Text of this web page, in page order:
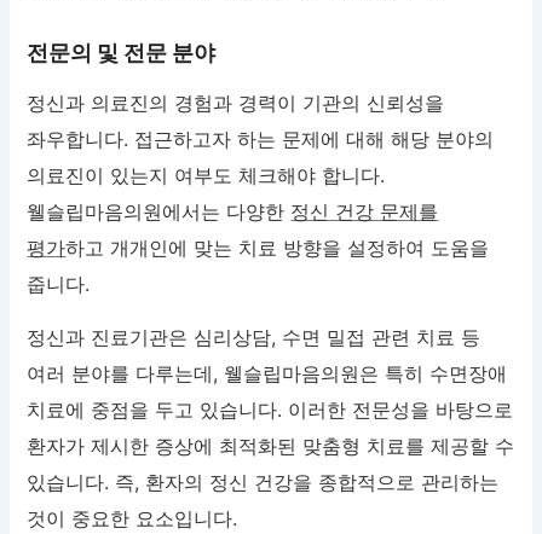
전문의 및 전문 분야
정신과 의료진의 경험과 경력이 기관의 신뢰성을
좌우합니다. 접근하고자 하는 문제에 대해 해당 분야의
의료진이 있는지 여부도 체크해야 합니다.
웰슬립마음의원에서는 다양한 정신 건강 문제를
평가하고 개개인에 맞는 치료 방향을 설정하여 도움을
줍니다.
정신과 진료기관은 심리상담, 수면 밀접 관련 치료 등
여러 분야를 다루는데, 웰슬립마음의원은 특히 수면장애
치료에 중점을 두고 있습니다. 이러한 전문성을 바탕으로
환자가 제시한 증상에 최적화된 맞춤형 치료를 제공할 수
있습니다. 즉, 환자의 정신 건강을 종합적으로 관리하는
것이 중요한 요소입니다.